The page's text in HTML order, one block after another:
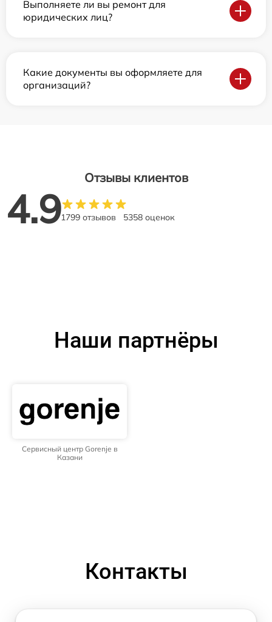
Выполняете ли вы ремонт для
юридических лиц?
Какие документы вы оформляете для
организаций?
Отзывы клиентов
4.91799 отзывов 5358 оценок
Наши партнёры
Сервисный центр Gorenje в
Казани
Контакты